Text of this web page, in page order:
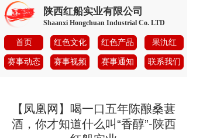
首页 红色文化 红色产品 果氿红
赛事动态 赛事视频 赛事通知 联系我们
陕西红船实业有限公司
Shaanxi Hongchuan Industrial Co. LTD
【凤凰网】喝一口五年陈酿桑葚
酒，你才知道什么叫“香醇”-陕西